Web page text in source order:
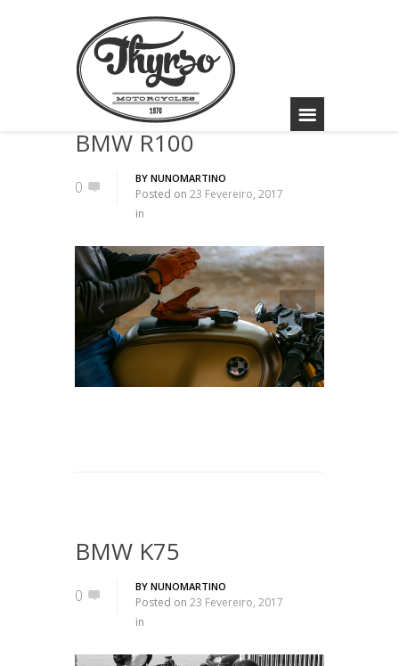
Archives
BMW R100
0 BY NUNOMARTINO
Posted on 23 Fevereiro, 2017
in
BMW K75
0 BY NUNOMARTINO
Posted on 23 Fevereiro, 2017
in